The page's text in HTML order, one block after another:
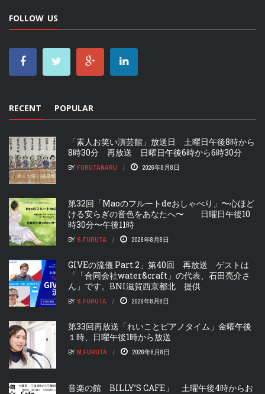
FOLLOW US
RECENT POPULAR
「素人お笑い演芸館」放送日 土曜日午後8時から
8時30分 再放送 日曜日午後6時から6時30分
BY FURUTANARU 2026年8月8日
第32回「Maoのフルートdeおしゃべり」〜心ほど
ける安らぎの音色をあなたへ〜 日曜日午後10
時30分〜午後11時
BY S.FURUTA 2026年8月8日
GIVEの流儀 Part.2」第40回 再放送 ゲストは
「「合同会社water&craft」の代表、石田亮介さ
ん」です。BNI滋賀西京都北 提供
BY S.FURUTA 2026年8月8日
第33回再放送「れいことピアノタイム」金曜午後
１時、日曜午後1時から放送
BY M.FURUTA 2026年8月8日
音楽の館 BILLY’S CAFE」 土曜午後4時からお